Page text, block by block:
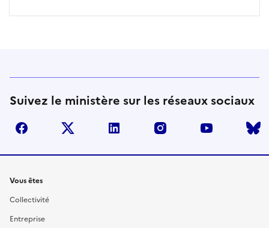
Suivez le ministère sur les réseaux sociaux
facebook twitter linkedin instagram youtube
Liens
Vous êtes
Collectivité
Entreprise